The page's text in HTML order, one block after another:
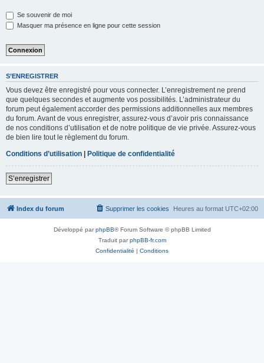
Se souvenir de moi
Masquer ma présence en ligne pour cette session
S’ENREGISTRER
Vous devez être enregistré pour vous connecter. L’enregistrement ne prend
que quelques secondes et augmente vos possibilités. L’administrateur du
forum peut également accorder des permissions additionnelles aux membres
du forum. Avant de vous enregistrer, assurez-vous d’avoir pris connaissance
de nos conditions d’utilisation et de notre politique de vie privée. Assurez-vous
de bien lire tout le règlement du forum.
Conditions d’utilisation | Politique de confidentialité
S’enregistrer
Index du forum Heures au format UTC+02:00
Supprimer les cookies
Développé parphpBB® Forum Software © phpBB Limited
Traduit parphpBB-fr.com
Confidentialité | Conditions